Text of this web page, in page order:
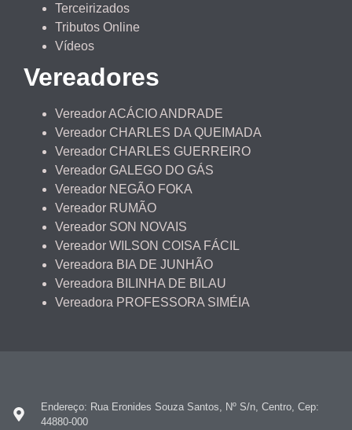
Terceirizados
Tributos Online
Vídeos
Vereadores
Vereador ACÁCIO ANDRADE
Vereador CHARLES DA QUEIMADA
Vereador CHARLES GUERREIRO
Vereador GALEGO DO GÁS
Vereador NEGÃO FOKA
Vereador RUMÃO
Vereador SON NOVAIS
Vereador WILSON COISA FÁCIL
Vereadora BIA DE JUNHÃO
Vereadora BILINHA DE BILAU
Vereadora PROFESSORA SIMÉIA
Endereço: Rua Eronides Souza Santos, Nº S/n, Centro, Cep:
44880-000